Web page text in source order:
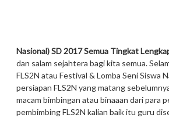
Nasional) SD 2017 Semua Tingkat
dan salam sejahtera bagi kita semua.
FLS2N atau Festival & Lomba Seni Siswa
persiapan FLS2N yang matang
macam bimbingan atau binaaan dari para
pembimbing FLS2N kalian baik itu guru